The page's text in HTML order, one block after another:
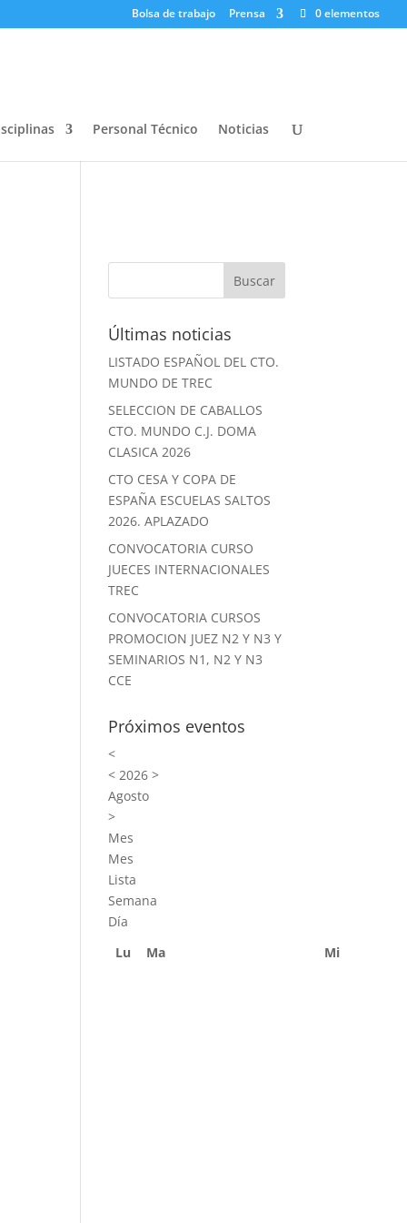
Bolsa de trabajo Prensa 0 elementos
Personal Técnico Noticias
Últimas noticias
LISTADO ESPAÑOL DEL CTO.
MUNDO DE TREC
SELECCION DE CABALLOS
CTO. MUNDO C.J. DOMA
CLASICA 2026
CTO CESA Y COPA DE
ESPAÑA ESCUELAS SALTOS
2026. APLAZADO
CONVOCATORIA CURSO
JUECES INTERNACIONALES
TREC
CONVOCATORIA CURSOS
PROMOCION JUEZ N2 Y N3 Y
SEMINARIOS N1, N2 Y N3
CCE
Próximos eventos
<
< 2026>
Agosto
>
Mes
Mes
Lista
Semana
Día
Lu
Ma Mi